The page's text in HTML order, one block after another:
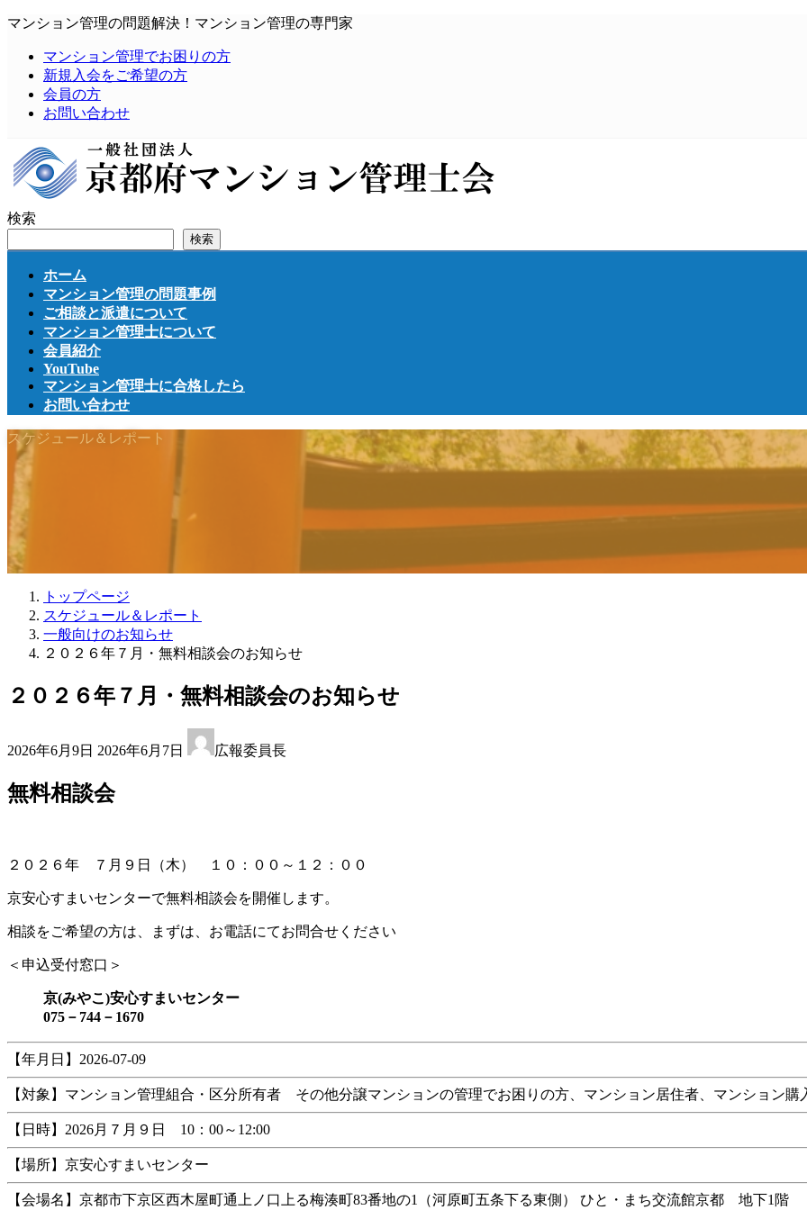
コ
ッ
プ
ナ
移
動
マンション管理の問題解決！マンション管理の専門家
マンション管理でお困りの方
新規入会をご希望の方
会員の方
お問い合わせ
検索
検索
ホーム
マンション管理の問題事例
ご相談と派遣について
マンション管理士について
会員紹介
YouTube
マンション管理士に合格したら
お問い合わせ
スケジュール＆レポート
トップページ
スケジュール＆レポート
一般向けのお知らせ
２０２６年７月・無料相談会のお知らせ
２０２６年７月・無料相談会のお知らせ
2026年6月9日 終
新
2026年6月7日 広報委員長
無料相談会
２０２６年 ７月９日（木） １０：００～１２：００
京安心すまいセンターで無料相談会を開催します。
相談をご希望の方は、まずは、お電話にてお問合せください
＜申込受付窓口＞
京(みやこ)安心すまいセンター
075－744－1670
【年月日】2026-07-09
【対象】マンション管理組合・区分所有者 その他分譲マンションの管理でお困りの方、マンション居住者、マンション購
【日時】2026月７月９日 10：00～12:00
【場所】京安心すまいセンター
【会場名】京都市下京区西木屋町通上ノ口上る梅湊町83番地の1（河原町五条下る東側） ひと・まち交流館京都 地下1階